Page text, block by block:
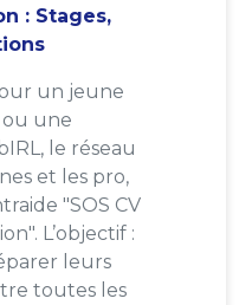
: Stages,
un jeune
une
le réseau
et les pro,
"SOS CV
L’objectif :
leurs
toutes les